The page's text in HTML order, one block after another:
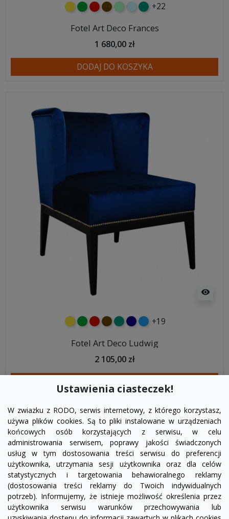
żółtyzielonyczerwony
czekoladowy
miętowybłękitny
turkusowy
+22
Fotel Art Deco Frances
1 680,00 zł
DODAJ DO KOSZYKA
visibility
żółtyzielonyczerwony
czekoladowy
turkusowy
granatowy
niebieski
+19
Fotel Art Deco Ludwig
2 105,00 zł
FacebookYouTubePinterest
Ustawienia ciasteczek!
W zwiazku z RODO, serwis internetowy, z którego korzystasz,
używa plików cookies. Są to pliki instalowane w urządzeniach
końcowych osób korzystających z serwisu, w celu
administrowania serwisem, poprawy jakości świadczonych
usług w tym dostosowania treści serwisu do preferencji
użytkownika, utrzymania sesji użytkownika oraz dla celów
statystycznych i targetowania behawioralnego reklamy
(dostosowania treści reklamy do Twoich indywidualnych
potrzeb). Informujemy, że istnieje możliwość określenia przez
użytkownika serwisu warunków przechowywania lub